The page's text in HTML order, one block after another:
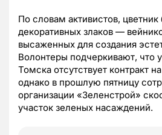
По словам активистов,
декоративных злаков —
высаженных для создания
Волонтеры подчеркивают, что
Томска отсутствует контракт
однако в прошлую пятницу
организации «Зеленстрой»
участок зеленых насаждений.